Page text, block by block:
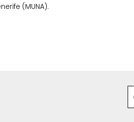
(MUNA).